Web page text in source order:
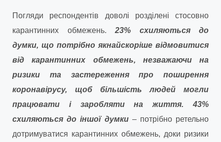
Погляди респондентів доволі розділені стосовно
карантинних обмежень. 23% схиляються до
думки, що потрібно якнайскоріше відмовитися
від карантинних обмежень, незважаючи на
ризики та застереження про поширення
коронавірусу, щоб більшість людей могли
працювати і заробляти на життя. 43%
схиляються до іншої думки– потрібно ретельно
дотримуватися карантинних обмежень, доки ризики